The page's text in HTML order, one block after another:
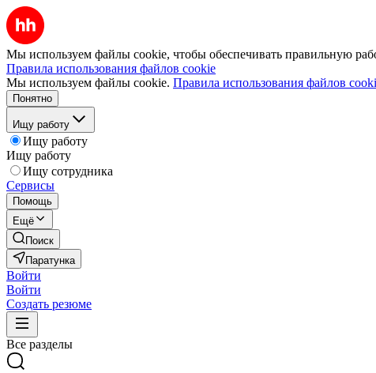
Мы используем файлы cookie, чтобы обеспечивать правильную
Правила использования файлов cookie
Мы используем файлы cookie. Правила использования файлов
Понятно
Ищу работу
Ищу работу
Ищу работу
Ищу сотрудника
Сервисы
Помощь
Ещё
Поиск
Паратунка
Войти
Войти
Создать резюме
Все разделы